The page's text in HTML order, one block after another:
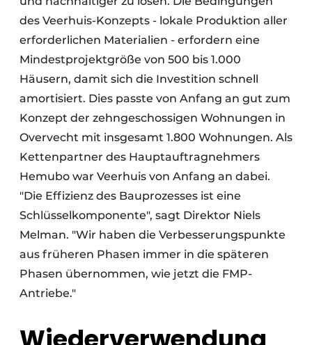
des Veerhuis-Konzepts - lokale Produktion aller
erforderlichen Materialien - erfordern eine
Mindestprojektgröße von 500 bis 1.000
Häusern, damit sich die Investition schnell
amortisiert. Dies passte von Anfang an gut zum
Konzept der zehngeschossigen Wohnungen in
Overvecht mit insgesamt 1.800 Wohnungen. Als
Kettenpartner des Hauptauftragnehmers
Hemubo war Veerhuis von Anfang an dabei.
"Die Effizienz des Bauprozesses ist eine
Schlüsselkomponente", sagt Direktor Niels
Melman. "Wir haben die Verbesserungspunkte
aus früheren Phasen immer in die späteren
Phasen übernommen, wie jetzt die FMP-
Antriebe."